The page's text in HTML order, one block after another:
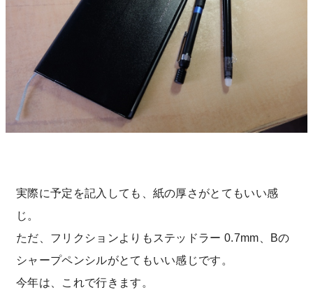
実際に予定を記入しても、紙の厚さがとてもいい感
じ。
ただ、フリクションよりもステッドラー 0.7mm、Bの
シャープペンシルがとてもいい感じです。
今年は、これで行きます。